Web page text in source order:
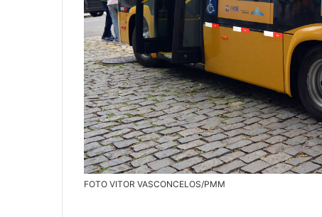
FOTO VITOR VASCONCELOS/PMM